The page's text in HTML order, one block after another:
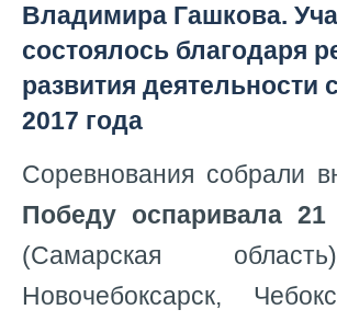
Владимира Гашкова.
состоялось благодаря
развития деятельности
2017 года
Соревнования собрали
Победу оспаривала
(Самарская
Новочебоксарск,